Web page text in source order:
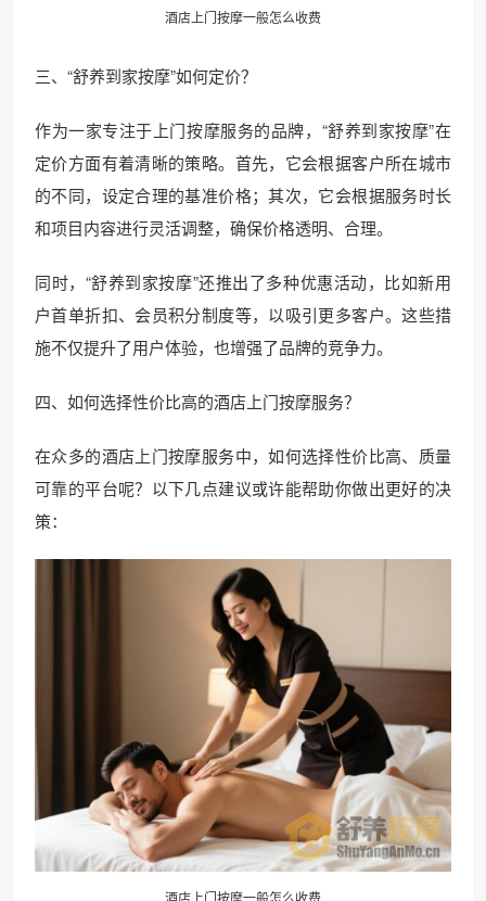
酒店上门按摩一般怎么收费
三、“舒养到家按摩”如何定价？
作为一家专注于上门按摩服务的品牌，“舒养到家按摩”在
定价方面有着清晰的策略。首先，它会根据客户所在城市
的不同，设定合理的基准价格；其次，它会根据服务时长
和项目内容进行灵活调整，确保价格透明、合理。
同时，“舒养到家按摩”还推出了多种优惠活动，比如新用
户首单折扣、会员积分制度等，以吸引更多客户。这些措
施不仅提升了用户体验，也增强了品牌的竞争力。
四、如何选择性价比高的酒店上门按摩服务？
在众多的酒店上门按摩服务中，如何选择性价比高、质量
可靠的平台呢？以下几点建议或许能帮助你做出更好的决
策：
酒店上门按摩一般怎么收费